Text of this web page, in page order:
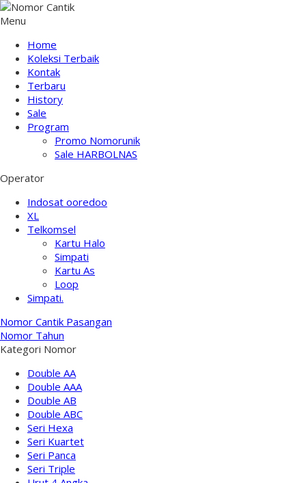
Menu
Home
Koleksi Terbaik
Kontak
Terbaru
History
Sale
Program
Promo Nomorunik
Sale HARBOLNAS
Operator
Indosat ooredoo
XL
Telkomsel
Kartu Halo
Simpati
Kartu As
Loop
Simpati.
Nomor Cantik Pasangan
Nomor Tahun
Kategori Nomor
Double AA
Double AAA
Double AB
Double ABC
Seri Hexa
Seri Kuartet
Seri Panca
Seri Triple